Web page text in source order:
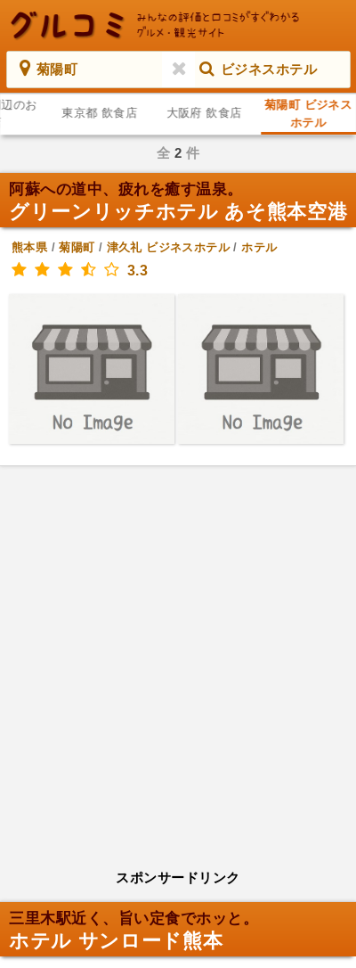
菊陽町 ビジネスホテル
のお
東京都 飲食店 大阪府 飲食店
菊陽町 ビジネス
ホテル
全 2 件
阿蘇への道中、疲れを癒す温泉。
グリーンリッチホテル あそ熊本空港
熊本県/菊陽町/ 津久礼 ビジネスホテル/ホテル
3.3
スポンサードリンク
三里木駅近く、旨い定食でホッと。
ホテル サンロード熊本